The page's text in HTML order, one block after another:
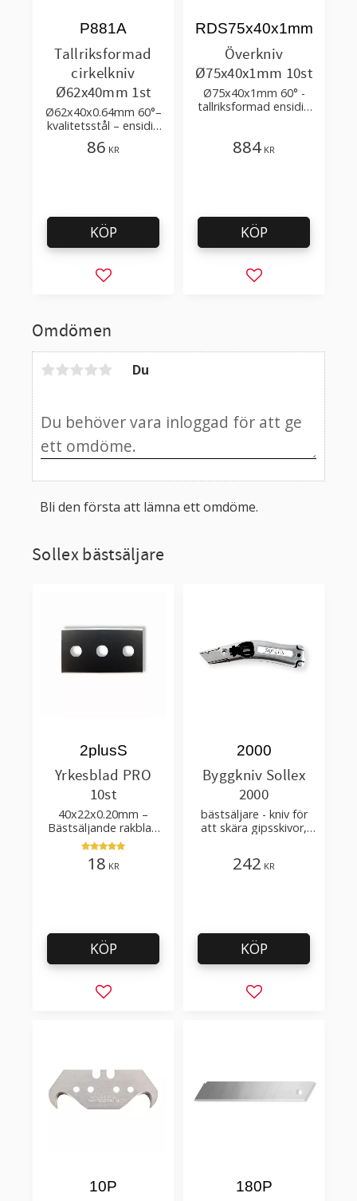
Omdömen
Du
Bli den första att lämna ett omdöme.
Tallriksformad
cirkelkniv
Ø62x40mm 1st
Ø62x40x0.64mm 60°–
kvalitetsstål – ensidig
enkelslipning
P881A
86 KR
Lägg till i favoriter
KÖP
Överkniv
Ø75x40x1mm 10st
Ø75x40x1mm 60° -
tallriksformad ensidig
RDS75x40x1mm
884 KR
Lägg till i
KÖP
Sollex bästsäljare
Yrkesblad PRO
10st
40x22x0.20mm –
Bästsäljande rakblad
för att skära tapet, tyg,
filt, hobby bruk
2plusS
18 KR
Lägg till i favoriter
KÖP
Byggkniv Sollex
2000
bästsäljare - kniv för
att skära gipsskivor,
2000
242 KR
Lägg till i
KÖP
10P 180P